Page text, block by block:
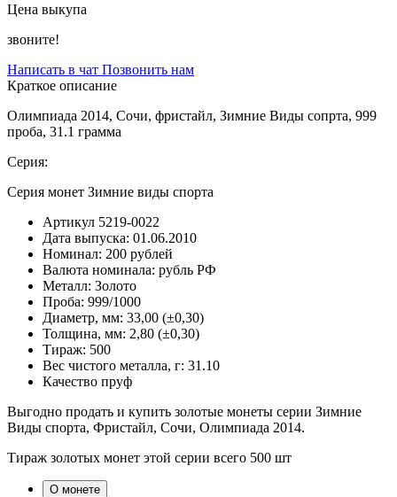
Цена выкупа
звоните!
Написать в чат Позвонить нам
Краткое описание
Олимпиада 2014, Сочи, фристайл, Зимние Виды сопрта, 999
проба, 31.1 грамма
Серия:
Серия монет Зимние виды спорта
Артикул 5219-0022
Дата выпуска: 01.06.2010
Номинал: 200 рублей
Валюта номинала: рубль РФ
Металл: Золото
Проба: 999/1000
Диаметр, мм: 33,00 (±0,30)
Толщина, мм: 2,80 (±0,30)
Тираж: 500
Вес чистого металла, г: 31.10
Качество пруф
Выгодно продать и купить золотые монеты серии Зимние
Виды спорта, Фристайл, Сочи, Олимпиада 2014.
Тираж золотых монет этой серии всего 500 шт
О монете